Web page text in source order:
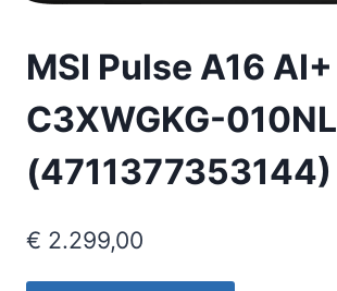
MSI Pulse A16 AI+
C3XWGKG-010NL
(4711377353144)
€ 2.299,00